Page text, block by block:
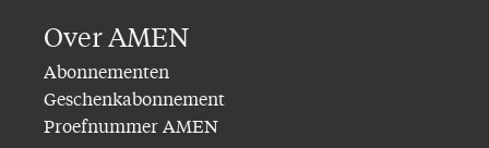
Over AMEN
Abonnementen
Geschenkabonnement
Proefnummer AMEN